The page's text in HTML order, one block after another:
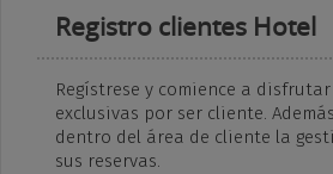
Registro clientes Hotel
Regístrese y comience a
exclusivas por ser cliente.
dentro del área de cliente la
sus reservas.